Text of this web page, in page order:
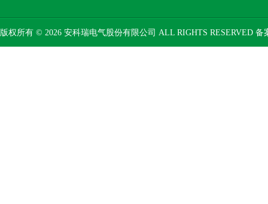
版权所有 © 2026 安科瑞电气股份有限公司 ALL RIGHTS RESERVED 备